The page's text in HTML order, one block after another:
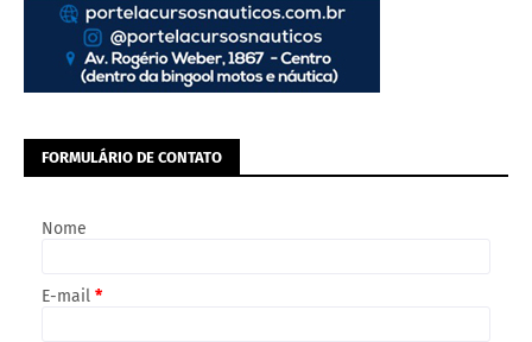
FORMULÁRIO DE CONTATO
Nome
E-mail *